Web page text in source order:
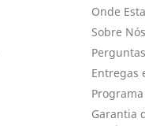
Onde
Sobre Nós
Entregas
Garantia